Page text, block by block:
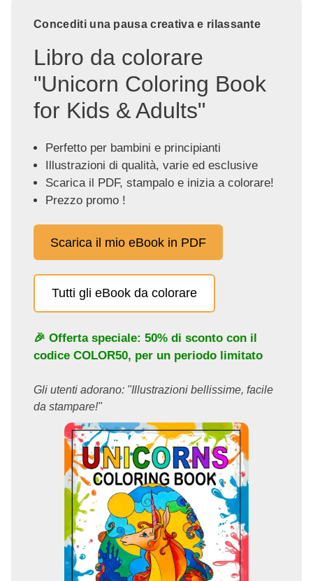
Concediti una pausa creativa e rilassante
Libro da colorare
"Unicorn Coloring Book
for Kids & Adults"
Perfetto per bambini e principianti
Illustrazioni di qualità, varie ed esclusive
Scarica il PDF, stampalo e inizia a colorare!
Prezzo promo !
Scarica il mio eBook in PDF
Tutti gli eBook da colorare
🎉 Offerta speciale: 50% di sconto con il
codice COLOR50, per un periodo limitato
Gli utenti adorano: "Illustrazioni bellissime, facile
da stampare!"